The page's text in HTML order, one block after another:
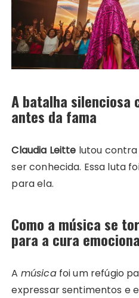
A batalha silenciosa
antes da fama
Claudia Leitte lutou
ser conhecida. Essa luta
para ela.
Como a música se
para a cura
A músicafoi um refúgio
expressar sentimentos e